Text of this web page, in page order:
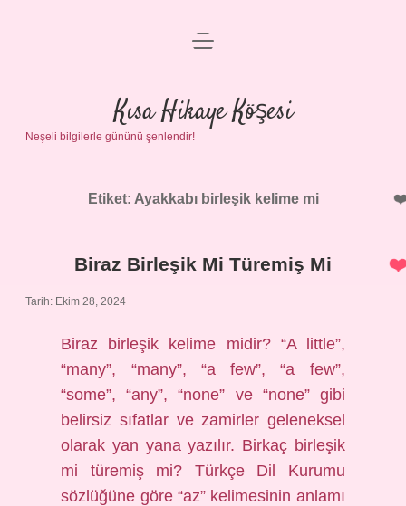
Anasayfa
Gizlilik Politikası
Yasal Uyarı
menüyü
Kısa Hikaye Köşesi
Neşeli bilgilerle gününü şenlendir!
Etiket: Ayakkabı birleşik kelime mi
Biraz Birleşik Mi Türemiş Mi
Tarih: Ekim 28, 2024
Biraz birleşik kelime midir? “A little”,
“many”, “many”, “a few”, “a few”,
“some”, “any”, “none” ve “none” gibi
belirsiz sıfatlar ve zamirler geleneksel
olarak yan yana yazılır. Birkaç birleşik
mi türemiş mi? Türkçe Dil Kurumu
sözlüğüne göre “az” kelimesinin anlamı